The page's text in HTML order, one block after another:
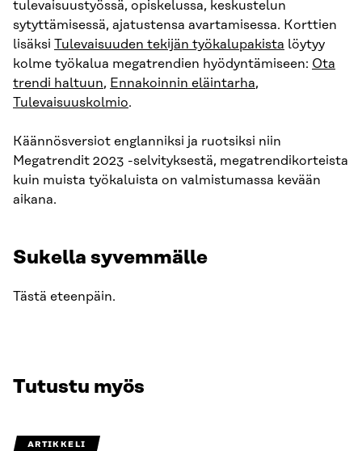
tulevaisuustyössä, opiskelussa, keskustelun
sytyttämisessä, ajatustensa avartamisessa. Korttien
lisäksi Tulevaisuuden tekijän työkalupakista löytyy
kolme työkalua megatrendien hyödyntämiseen: Ota
trendi haltuun, Ennakoinnin eläintarha,
Tulevaisuuskolmio.
Käännösversiot englanniksi ja ruotsiksi niin
Megatrendit 2023 -selvityksestä, megatrendikorteista
kuin muista työkaluista on valmistumassa kevään
aikana.
Sukella syvemmälle
Tästä eteenpäin.
Tutustu myös
ARTIKKELI